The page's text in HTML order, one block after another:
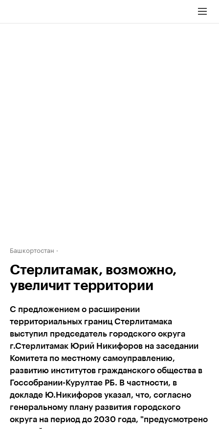
Башкортостан
Стерлитамак, возможно,
увеличит территории
С предложением о расширении
территориальных границ Стерлитамака
выступил председатель городского округа
г.Стерлитамак Юрий Никифоров на заседании
Комитета по местному самоуправлению,
развитию институтов гражданского общества в
Госсобрании-Курултае РБ. В частности, в
докладе Ю.Никифоров указал, что, согласно
генеральному плану развития городского
округа на период до 2030 года, "предусмотрено